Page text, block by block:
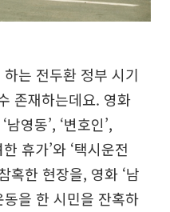
하는 전두환 정부 시기
존재하는데요. 영화
남영동’, ‘변호인’,
휴가’와 ‘택시운전
혹한 현장을, 영화 ‘남
동을 한 시민을 잔혹하